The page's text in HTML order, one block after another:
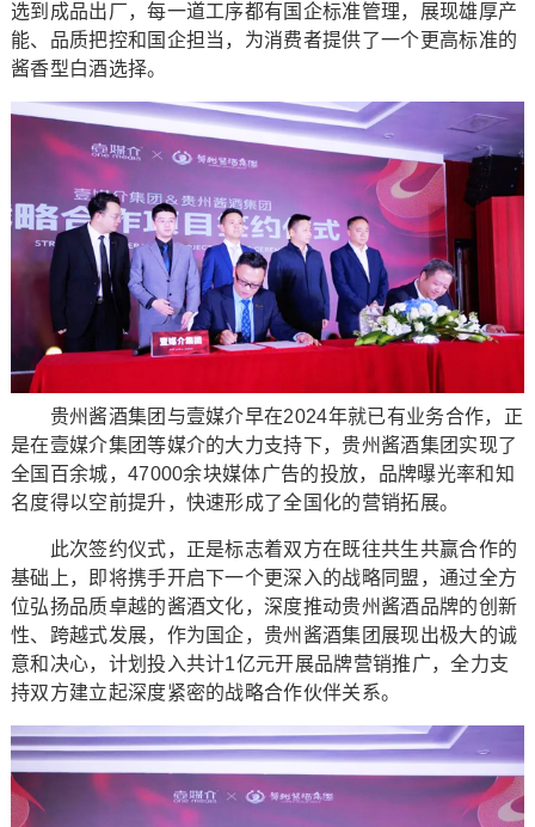
选到成品出厂，每一道工序都有国企标准管理，展现雄厚产
能、品质把控和国企担当，为消费者提供了一个更高标准的
酱香型白酒选择。
贵州酱酒集团与壹媒介早在2024年就已有业务合作，正
是在壹媒介集团等媒介的大力支持下，贵州酱酒集团实现了
全国百余城，47000余块媒体广告的投放，品牌曝光率和知
名度得以空前提升，快速形成了全国化的营销拓展。
此次签约仪式，正是标志着双方在既往共生共赢合作的
基础上，即将携手开启下一个更深入的战略同盟，通过全方
位弘扬品质卓越的酱酒文化，深度推动贵州酱酒品牌的创新
性、跨越式发展，作为国企，贵州酱酒集团展现出极大的诚
意和决心，计划投入共计1亿元开展品牌营销推广，全力支
持双方建立起深度紧密的战略合作伙伴关系。